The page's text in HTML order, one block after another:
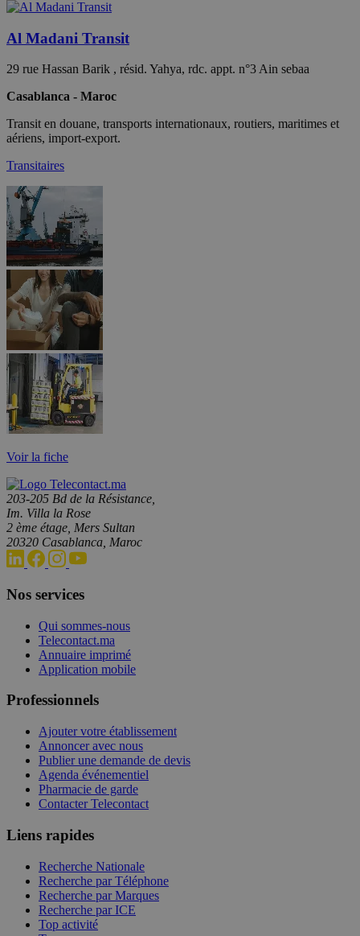
Al Madani Transit
29 rue Hassan Barik , résid. Yahya, rdc. appt. n°3 Ain sebaa
Casablanca - Maroc
Transit en douane, transports internationaux, routiers, maritimes et
aériens, import-export.
Transitaires
Voir la fiche
203-205 Bd de la Résistance,
Im. Villa la Rose
2 ème étage, Mers Sultan
20320 Casablanca, Maroc
Nos services
Qui sommes-nous
Telecontact.ma
Annuaire imprimé
Application mobile
Professionnels
Ajouter votre établissement
Annoncer avec nous
Publier une demande de devis
Agenda événementiel
Pharmacie de garde
Contacter Telecontact
Liens rapides
Recherche Nationale
Recherche par Téléphone
Recherche par Marques
Recherche par ICE
Top activité